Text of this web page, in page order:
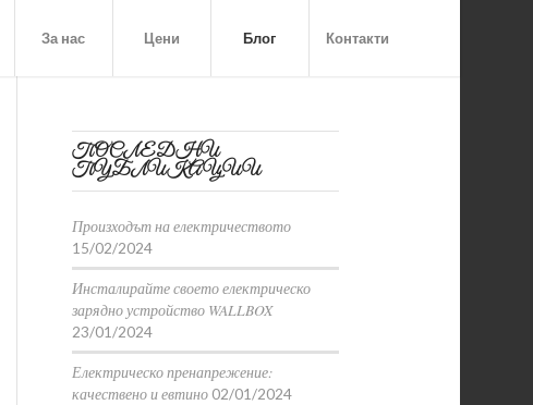
За нас Цени Блог Контакти
ПОСЛЕДНИ
ПУБЛИКАЦИИ
Произходът на електричеството
15/02/2024
Инсталирайте своето електрическо
зарядно устройство WALLBOX
23/01/2024
Електрическо пренапрежение:
качествено и евтино 02/01/2024